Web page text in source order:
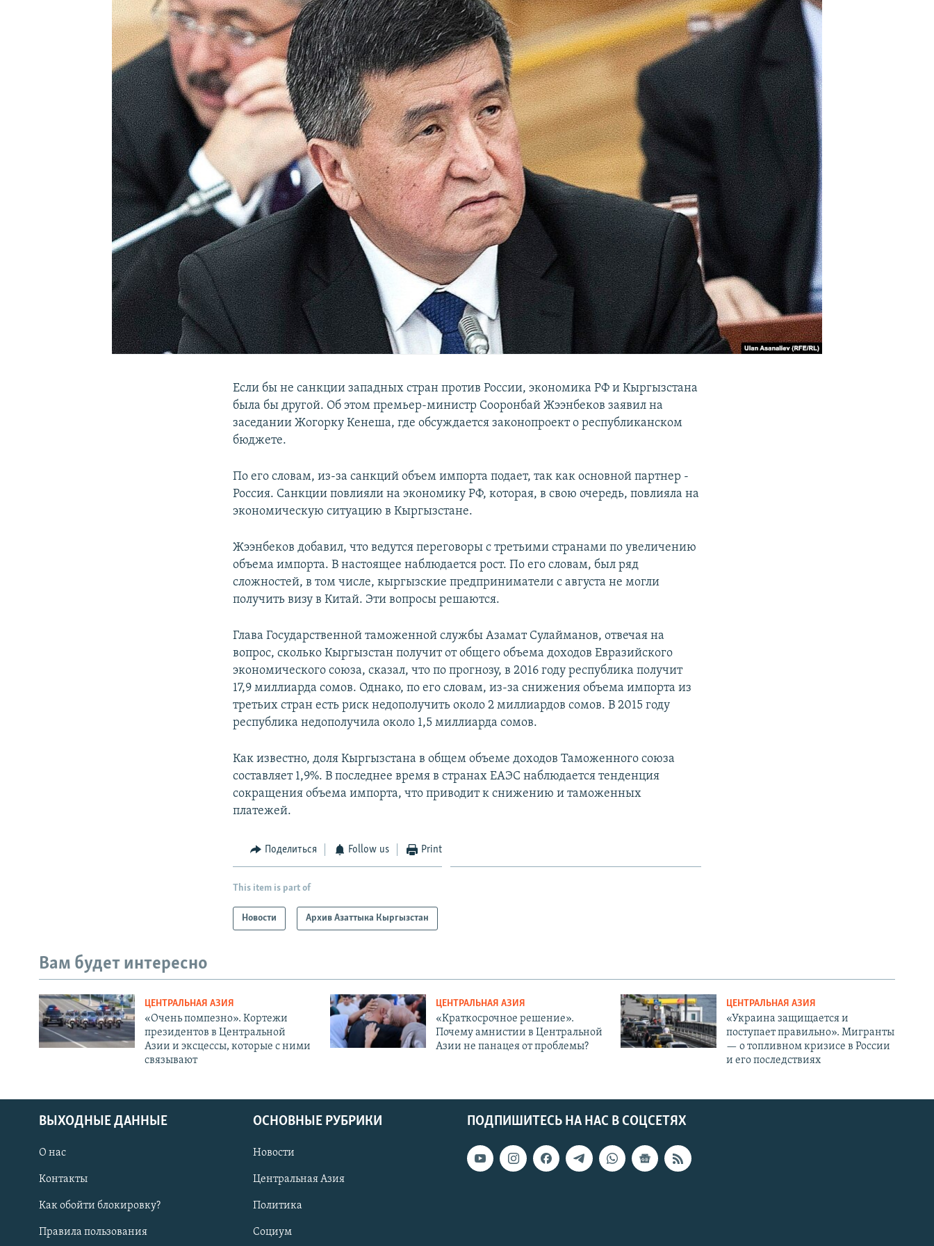
Если бы не санкции западных стран против России, экономика РФ и Кыргызстана
была бы другой. Об этом премьер-министр Сооронбай Жээнбеков заявил на
заседании Жогорку Кенеша, где обсуждается законопроект о республиканском
бюджете.
По его словам, из-за санкций объем импорта подает, так как основной партнер -
Россия. Санкции повлияли на экономику РФ, которая, в свою очередь, повлияла на
экономическую ситуацию в Кыргызстане.
Жээнбеков добавил, что ведутся переговоры с третьими странами по увеличению
объема импорта. В настоящее наблюдается рост. По его словам, был ряд
сложностей, в том числе, кыргызские предприниматели с августа не могли
получить визу в Китай. Эти вопросы решаются.
Глава Государственной таможенной службы Азамат Сулайманов, отвечая на
вопрос, сколько Кыргызстан получит от общего объема доходов Евразийского
экономического союза, сказал, что по прогнозу, в 2016 году республика получит
17,9 миллиарда сомов. Однако, по его словам, из-за снижения объема импорта из
третьих стран есть риск недополучить около 2 миллиардов сомов. В 2015 году
республика недополучила около 1,5 миллиарда сомов.
Как известно, доля Кыргызстана в общем объеме доходов Таможенного союза
составляет 1,9%. В последнее время в странах ЕАЭС наблюдается тенденция
сокращения объема импорта, что приводит к снижению и таможенных
платежей.
Поделиться Follow us Print
This item is part of
Новости Архив Азаттыка Кыргызстан
Вам будет интересно
ЦЕНТРАЛЬНАЯ АЗИЯ
«Очень помпезно». Кортежи
президентов в Центральной
Азии и эксцессы, которые с ними
связывают
ЦЕНТРАЛЬНАЯ АЗИЯ
«Краткосрочное решение».
Почему амнистии в Центральной
Азии не панацея от проблемы?
ЦЕНТРАЛЬНАЯ АЗИЯ
«Украина защищается и
поступает правильно». Мигранты
— о топливном кризисе в России
и его последствиях
ПОДПИШИТЕСЬ НА НАС В СОЦСЕТЯХ
ВЫХОДНЫЕ ДАННЫЕ
О нас
Контакты
Как обойти блокировку?
Правила пользования
ОСНОВНЫЕ РУБРИКИ
Новости
Центральная Азия
Политика
Социум